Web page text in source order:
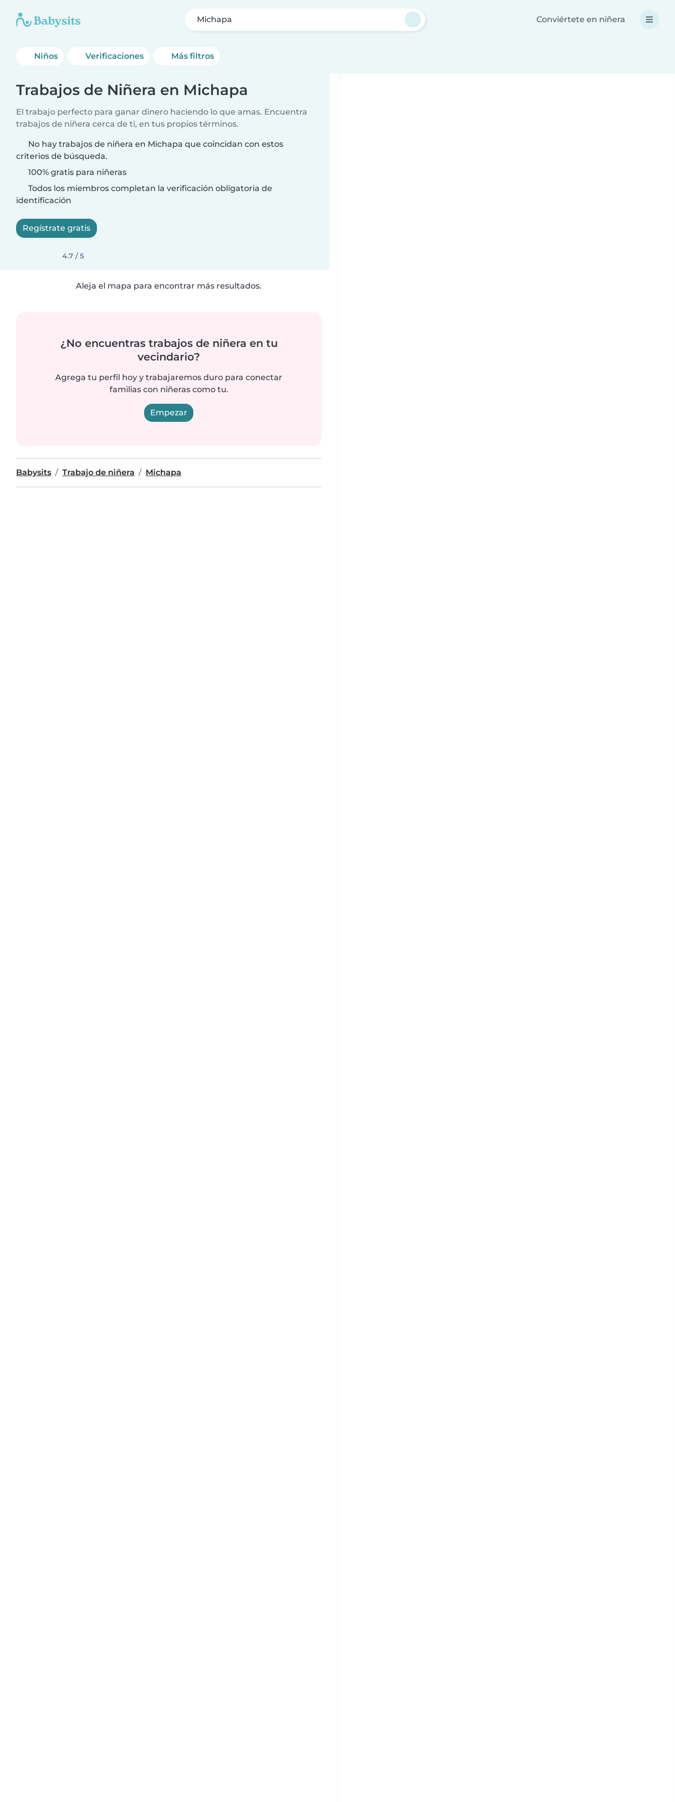
Michapa Conviértete en niñera
Niños Verificaciones Más filtros
Trabajos de Niñera en Michapa
El trabajo perfecto para ganar dinero haciendo lo que amas. Encuentra
trabajos de niñera cerca de ti, en tus propios términos.
No hay trabajos de niñera en Michapa que coincidan con estos
criterios de búsqueda.
100% gratis para niñeras
Todos los miembros completan la verificación obligatoria de
identificación
Regístrate gratis
4.7 / 5
Aleja el mapa para encontrar más resultados.
¿No encuentras trabajos de niñera en tu
vecindario?
Agrega tu perfil hoy y trabajaremos duro para conectar
familias con niñeras como tu.
Empezar
Babysits Trabajo de niñera Michapa